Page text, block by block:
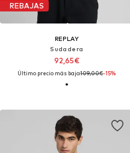
REBAJAS
REPLAY
Sudadera
92,65€
Último precio más bajo:109,00€-15%